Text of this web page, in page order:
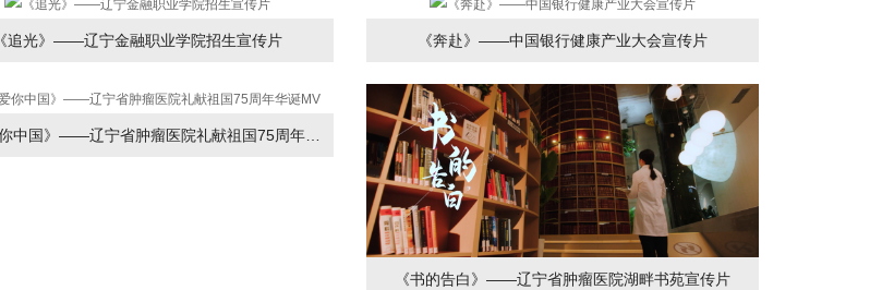
《追光》——辽宁金融职业学院招生宣传片 《奔赴》——中国银行健康产业大会宣传片
《书的告白》——辽宁省肿瘤医院湖畔书苑宣传片